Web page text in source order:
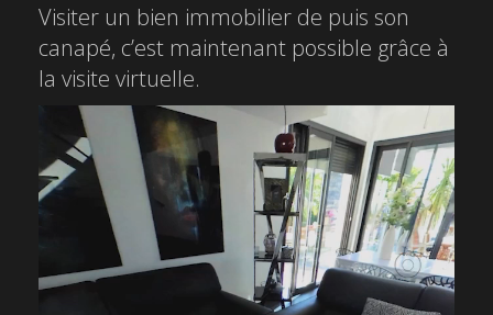
Visiter un bien immobilier de puis son
canapé, c’est maintenant possible grâce à
la visite virtuelle.